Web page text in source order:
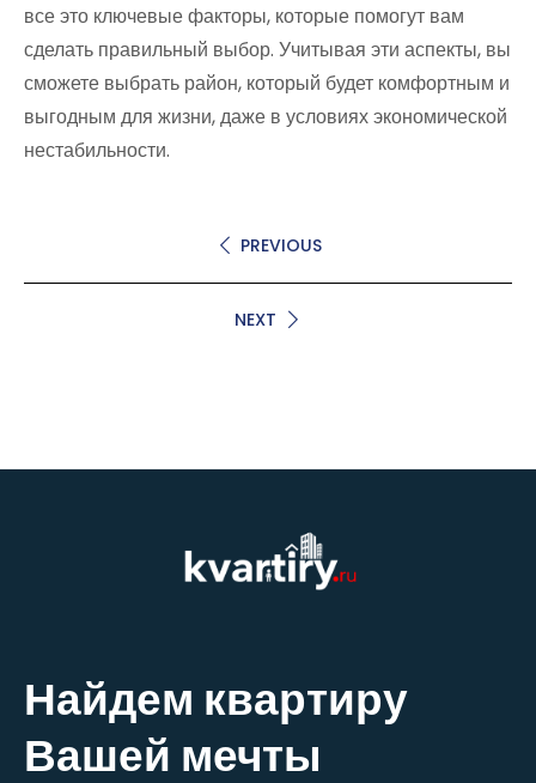
все это ключевые факторы, которые помогут вам
сделать правильный выбор. Учитывая эти аспекты, вы
сможете выбрать район, который будет комфортным и
выгодным для жизни, даже в условиях экономической
нестабильности.
PREVIOUS
NEXT
Найдем квартиру
Вашей мечты